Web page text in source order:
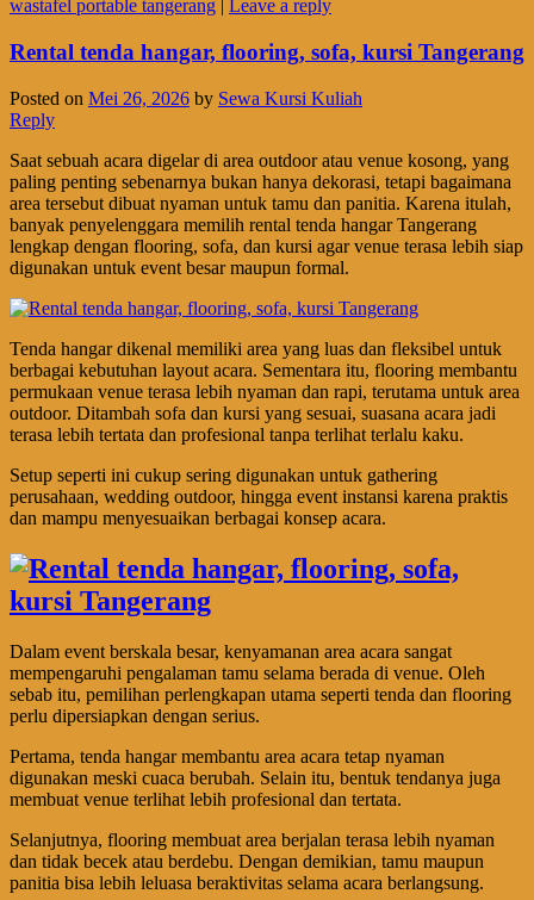
wastafel portable tangerang | Leave a reply
Rental tenda hangar, flooring, sofa, kursi Tangerang
Posted on Mei 26, 2026 by Sewa Kursi Kuliah
Reply
Saat sebuah acara digelar di area outdoor atau venue kosong, yang
paling penting sebenarnya bukan hanya dekorasi, tetapi bagaimana
area tersebut dibuat nyaman untuk tamu dan panitia. Karena itulah,
banyak penyelenggara memilih rental tenda hangar Tangerang
lengkap dengan flooring, sofa, dan kursi agar venue terasa lebih siap
digunakan untuk event besar maupun formal.
Tenda hangar dikenal memiliki area yang luas dan fleksibel untuk
berbagai kebutuhan layout acara. Sementara itu, flooring membantu
permukaan venue terasa lebih nyaman dan rapi, terutama untuk area
outdoor. Ditambah sofa dan kursi yang sesuai, suasana acara jadi
terasa lebih tertata dan profesional tanpa terlihat terlalu kaku.
Setup seperti ini cukup sering digunakan untuk gathering
perusahaan, wedding outdoor, hingga event instansi karena praktis
dan mampu menyesuaikan berbagai konsep acara.
Dalam event berskala besar, kenyamanan area acara sangat
mempengaruhi pengalaman tamu selama berada di venue. Oleh
sebab itu, pemilihan perlengkapan utama seperti tenda dan flooring
perlu dipersiapkan dengan serius.
Pertama, tenda hangar membantu area acara tetap nyaman
digunakan meski cuaca berubah. Selain itu, bentuk tendanya juga
membuat venue terlihat lebih profesional dan tertata.
Selanjutnya, flooring membuat area berjalan terasa lebih nyaman
dan tidak becek atau berdebu. Dengan demikian, tamu maupun
panitia bisa lebih leluasa beraktivitas selama acara berlangsung.